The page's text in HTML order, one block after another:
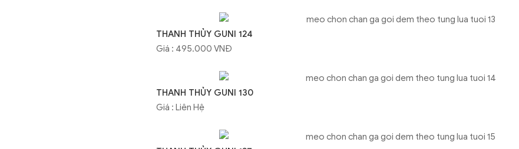
THANH THỦY GUNI 124
Giá : 495.000 VNĐ
THANH THỦY GUNI 130
Giá : Liên Hệ